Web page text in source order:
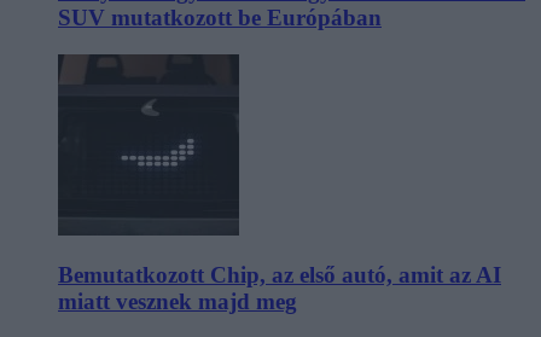
SUV mutatkozott be Európában
Bemutatkozott Chip, az első autó, amit az AI
miatt vesznek majd meg